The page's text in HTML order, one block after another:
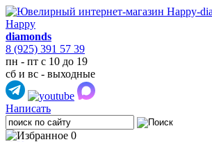
Happy
diamonds
8 (925) 391 57 39
пн - пт с 10 до 19
сб и вс - выходные
Написать
0